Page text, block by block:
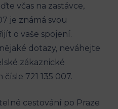
⁤včas na ​zastávce,⁣
je známá​ svou‌
o⁢ vaše⁤ spojení.
dotazy, neváhejte
zákaznické
721 135⁣ 007.
​cestování po‍ Praze